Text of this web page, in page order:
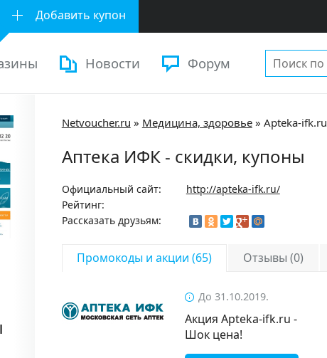
Добавить купон
Новости Форум
Netvoucher.ru » Медицина, здоровье» Apteka-ifk.ru
Аптека ИФК - скидки, купоны
Официальный сайт:
http://apteka-ifk.ru/
Рейтинг:
Рассказать друзьям:
Промокоды и акции (65) Отзывы (0)
До 31.10.2019.
Акция Apteka-ifk.ru -
Шок цена!